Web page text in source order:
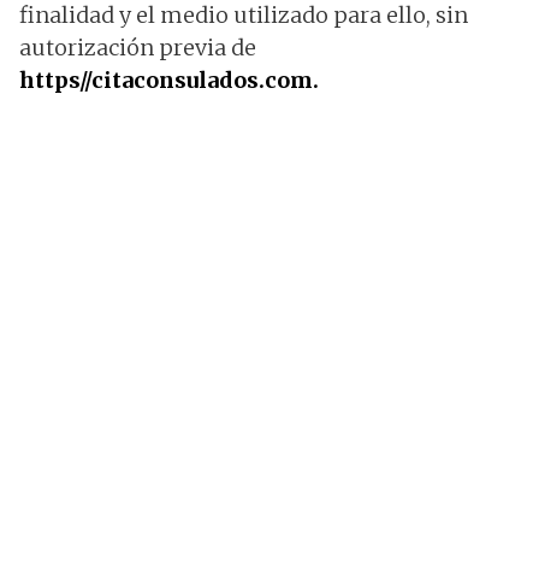
finalidad y el medio utilizado para ello, sin
autorización previa de
https//citaconsulados.com.